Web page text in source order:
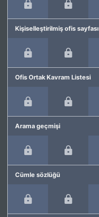
Kişiselleştirilmiş ofis sayfası
Ofis Ortak Kavram Listesi
Arama geçmişi
Cümle sözlüğü